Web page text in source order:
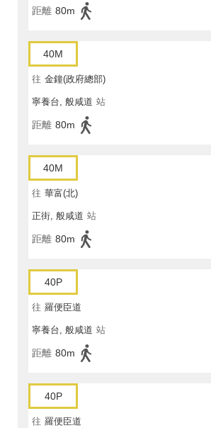
距離 80m
40M
往 金鐘(政府總部)
寧養台, 般咸道 站
距離 80m
40M
往 華富(北)
正街, 般咸道 站
距離 80m
40P
往 羅便臣道
寧養台, 般咸道 站
距離 80m
40P
往 羅便臣道